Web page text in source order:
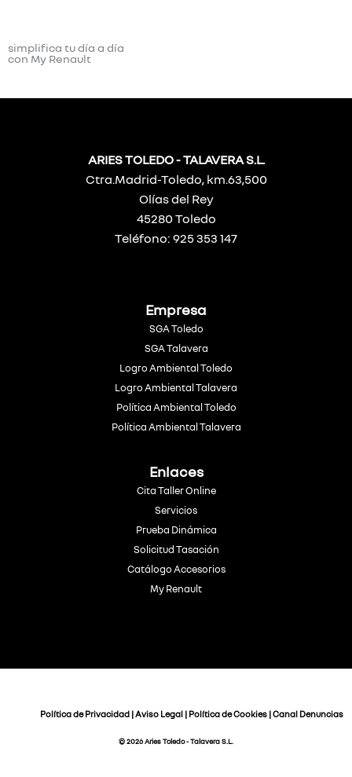
simplifica tu día a día
con My Renault
ARIES TOLEDO - TALAVERA S.L.
Ctra.Madrid-Toledo, km.63,500
Olías del Rey
45280 Toledo
Teléfono: 925 353 147
Empresa
SGA Toledo
SGA Talavera
Logro Ambiental Toledo
Logro Ambiental Talavera
Política Ambiental Toledo
Política Ambiental Talavera
Enlaces
Cita Taller Online
Servicios
Prueba Dinámica
Solicitud Tasación
Catálogo Accesorios
My Renault
Política de Privacidad |Aviso Legal | Política de Cookies |Canal Denuncias
© 2026 Aries Toledo - Talavera S.L.